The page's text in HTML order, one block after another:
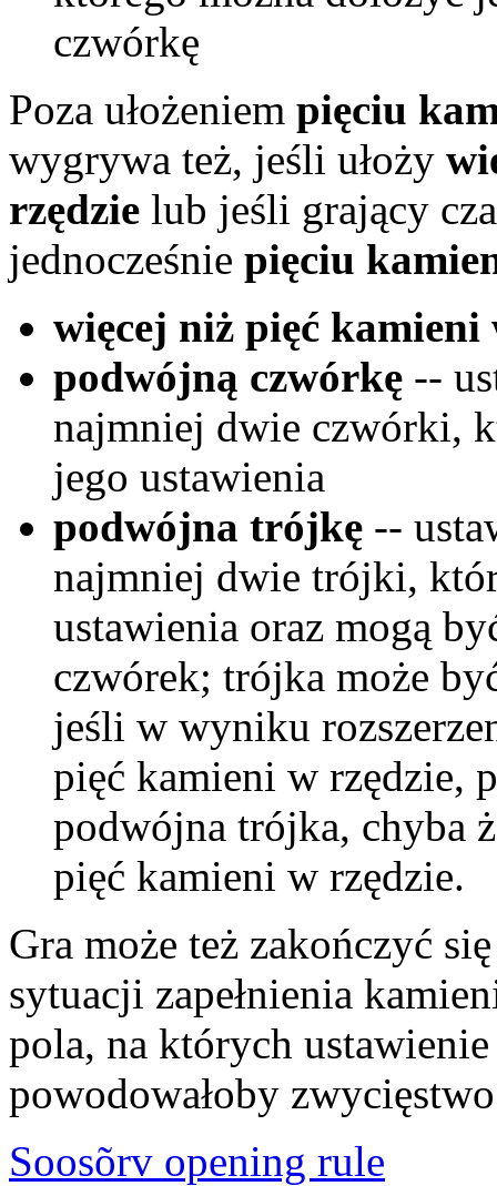
czwórkę
Poza ułożeniem pięciu
wygrywa też, jeśli ułoży
rzędzie lub jeśli grający
jednocześnie pięciu
więcej niż pięć kamieni
podwójną czwórkę --
najmniej dwie czwórki,
jego ustawienia
podwójna trójkę --
najmniej dwie trójki,
ustawienia oraz mogą
czwórek; trójka może
jeśli w wyniku
pięć kamieni w rzędzie,
podwójna trójka, chyba
pięć kamieni w rzędzie.
Gra może też zakończyć
sytuacji zapełnienia
pola, na których
powodowałoby
Soosõrv opening rule